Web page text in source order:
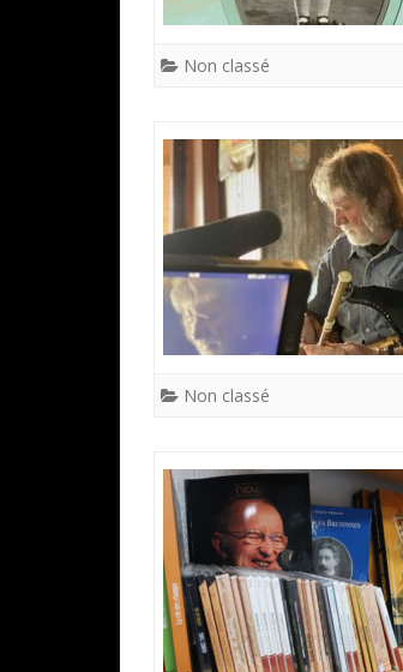
Non classé
Non classé